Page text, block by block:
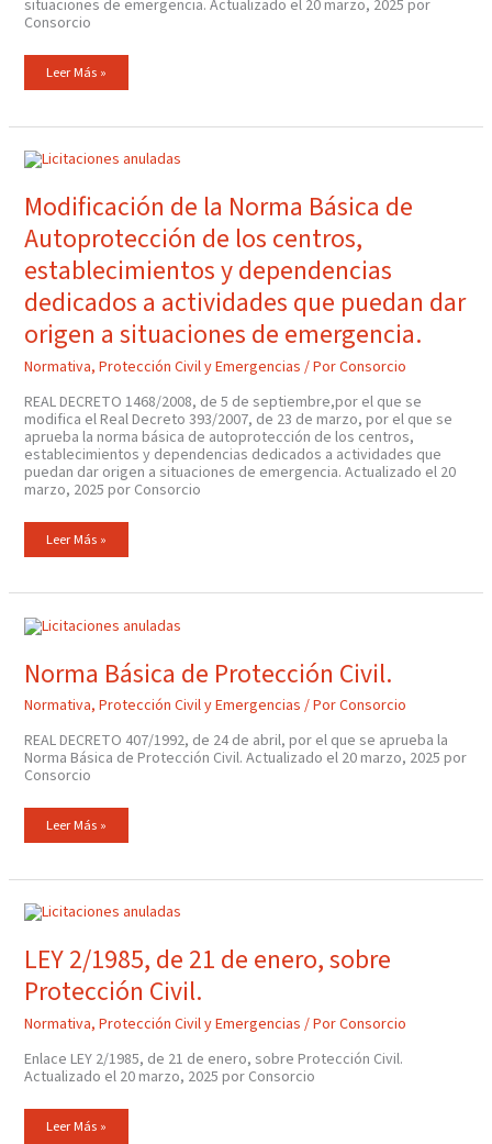
situaciones de emergencia. Actualizado el 20 marzo, 2025 por
Consorcio
Leer Más »
Modificación de la Norma Básica de
Autoprotección de los centros,
establecimientos y dependencias
dedicados a actividades que puedan dar
origen a situaciones de emergencia.
Normativa, Protección Civil y Emergencias / PorConsorcio
REAL DECRETO 1468/2008, de 5 de septiembre,por el que se
modifica el Real Decreto 393/2007, de 23 de marzo, por el que se
aprueba la norma básica de autoprotección de los centros,
establecimientos y dependencias dedicados a actividades que
puedan dar origen a situaciones de emergencia. Actualizado el 20
marzo, 2025 por Consorcio
Modificación
De
Norma
Básica
De
Autoprotección
De
Los
Centros,
Y
Dependencias
Dedicados
A
Actividades
Que
Dar
Origen
A
Situaciones
De
Emergencia.
Leer Más »
Norma Básica de Protección Civil.
Normativa, Protección Civil y Emergencias / PorConsorcio
REAL DECRETO 407/1992, de 24 de abril, por el que se aprueba la
Norma Básica de Protección Civil. Actualizado el 20 marzo, 2025 por
Consorcio
Norma
Básica
Protección
Civil.
Leer Más »
LEY 2/1985, de 21 de enero, sobre
Protección Civil.
Normativa, Protección Civil y Emergencias / PorConsorcio
Enlace LEY 2/1985, de 21 de enero, sobre Protección Civil.
Actualizado el 20 marzo, 2025 por Consorcio
LEY
2/1985,
21
De
Enero,
Sobre
Protección
Leer Más »